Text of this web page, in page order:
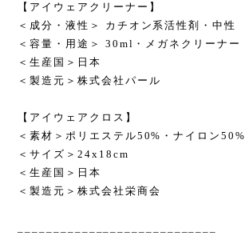
【アイウェアクリーナー】
＜成分・液性＞ カチオン系活性剤・中性
＜容量・用途＞ 30ml・メガネクリーナー
＜生産国＞日本
＜製造元＞株式会社パール
【アイウェアクロス】
＜素材＞ポリエステル50%・ナイロン50%
＜サイズ＞24x18cm
＜生産国＞日本
＜製造元＞株式会社栄商会